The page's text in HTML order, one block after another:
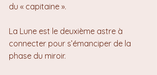
du « capitaine ».
La Lune est le deuxième astre à
connecter pour s’émanciper de la
phase du miroir.